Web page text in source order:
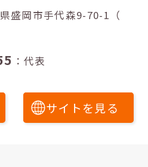
岩手県盛岡市手代森9-70-1（
：代表
サイトを見る